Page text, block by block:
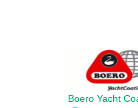
Boero Yacht